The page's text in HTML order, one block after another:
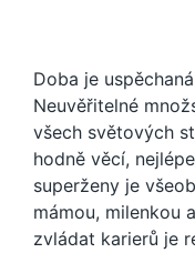
Doba je
Neuvěřitelné
všech světových
hodně věcí,
superženy je
mámou, milenkou
zvládat karierů je